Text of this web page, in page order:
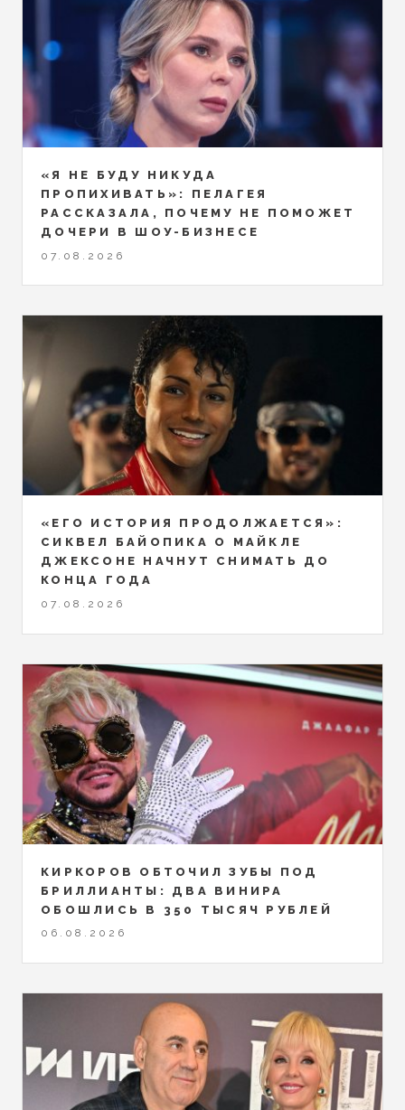
«Я НЕ БУДУ НИКУДА
ПРОПИХИВАТЬ»: ПЕЛАГЕЯ
РАССКАЗАЛА, ПОЧЕМУ НЕ ПОМОЖЕТ
ДОЧЕРИ В ШОУ-БИЗНЕСЕ
07.08.2026
«ЕГО ИСТОРИЯ ПРОДОЛЖАЕТСЯ»:
СИКВЕЛ БАЙОПИКА О МАЙКЛЕ
ДЖЕКСОНЕ НАЧНУТ СНИМАТЬ ДО
КОНЦА ГОДА
07.08.2026
КИРКОРОВ ОБТОЧИЛ ЗУБЫ ПОД
БРИЛЛИАНТЫ: ДВА ВИНИРА
ОБОШЛИСЬ В 350 ТЫСЯЧ РУБЛЕЙ
06.08.2026